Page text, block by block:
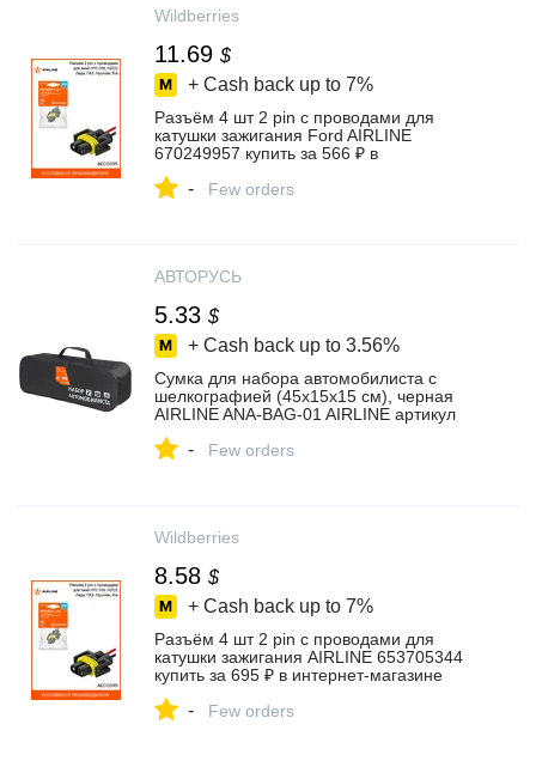
Wildberries
11.69 $
+ Cash back up to 7%
Разъём 4 шт 2 pin с проводами для
катушки зажигания Ford AIRLINE
670249957 купить за 566 ₽ в
- Few orders
АВТОРУСЬ
5.33 $
+ Cash back up to 3.56%
Сумка для набора автомобилиста с
шелкографией (45х15х15 см), черная
AIRLINE ANA-BAG-01 AIRLINE артикул
купить в Москве в интернет-магазине
- Few orders
Wildberries
8.58 $
+ Cash back up to 7%
Разъём 4 шт 2 pin с проводами для
катушки зажигания AIRLINE 653705344
купить за 695 ₽ в интернет‑магазине
- Few orders